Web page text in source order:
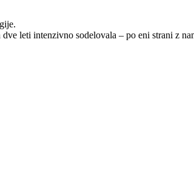
leti intenzivno sodelovala – po eni strani z